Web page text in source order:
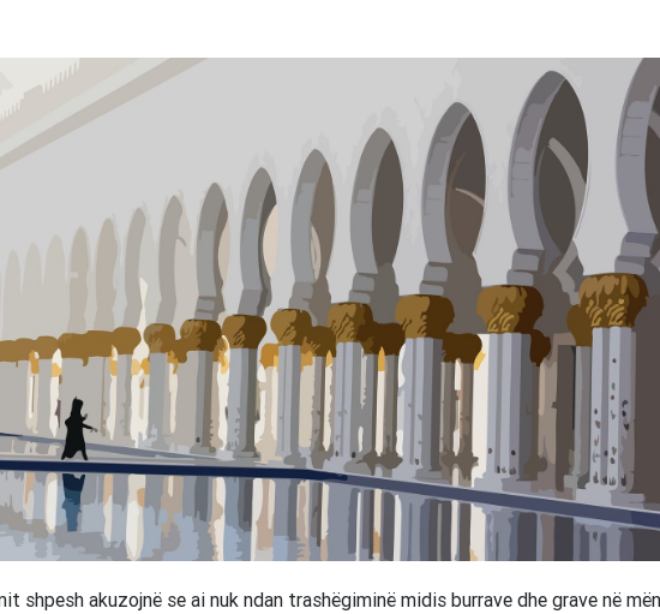
shpesh akuzojnë se ai nuk ndan trashëgiminë midis burrave dhe grave në